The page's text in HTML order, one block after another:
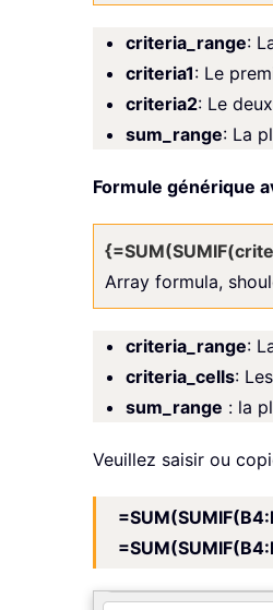
criteria_range:
criteria1: Le
criteria2: Le
sum_range: La
Formule générique
Array formula,
criteria_range:
criteria_cells:
sum_range : la
Veuillez saisir ou